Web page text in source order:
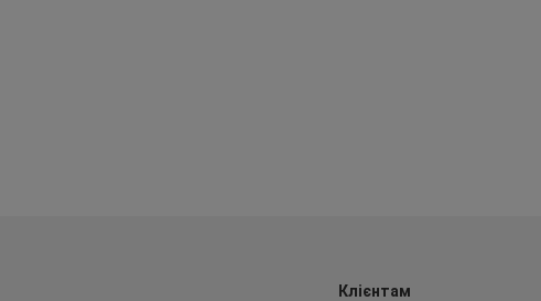
Клієнтам